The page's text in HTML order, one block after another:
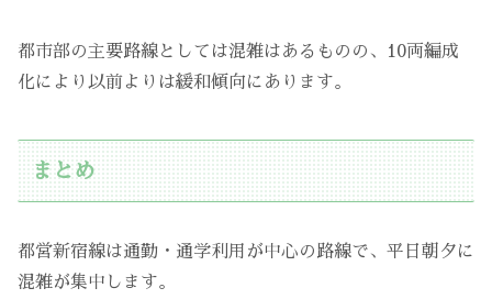
都市部の主要路線としては混雑はあるものの、10両編成
化により以前よりは緩和傾向にあります。
まとめ
都営新宿線は通勤・通学利用が中心の路線で、平日朝夕に
混雑が集中します。